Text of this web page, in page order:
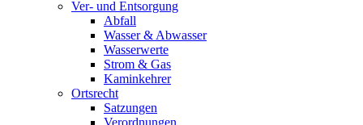
Ver- und Entsorgung
Abfall
Wasser & Abwasser
Wasserwerte
Strom & Gas
Kaminkehrer
Ortsrecht
Satzungen
Verordnungen